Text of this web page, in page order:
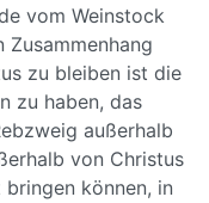
vom Weinstock
Zusammenhang
zu bleiben ist die
zu haben, das
außerhalb
von Christus
können, in